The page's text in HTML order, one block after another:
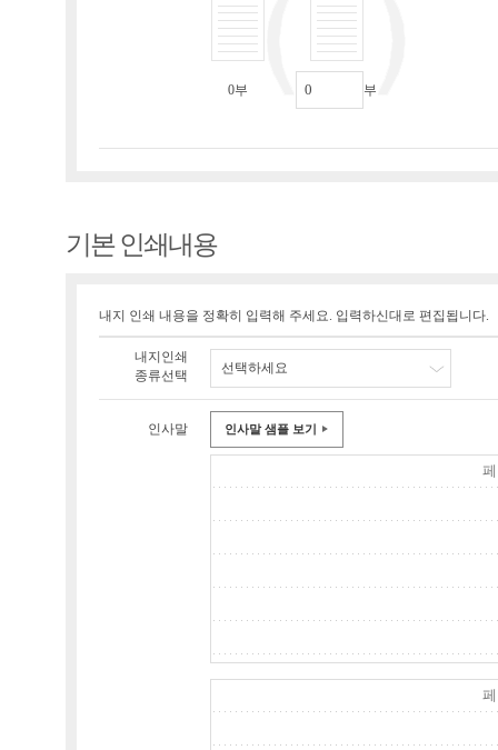
0부 부
기본 인쇄내용
내지 인쇄 내용을 정확히 입력해 주세요. 입력하신대로 편집됩니다.
내지인쇄
종류선택
선택하세요
인사말 인사말 샘플 보기